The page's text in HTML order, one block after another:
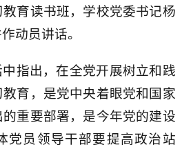
育读书班，学校党委书记杨
动员讲话。
指出，在全党开展树立和践
育，是党中央着眼党和国家
重要部署，是今年党的建设
党员领导干部要提高政治站